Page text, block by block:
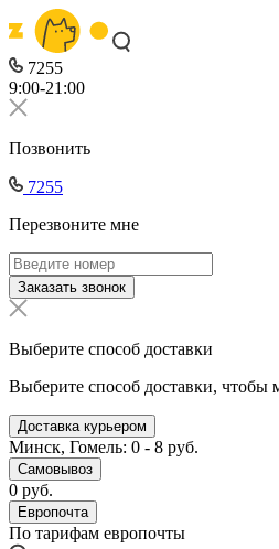
7255
9:00-21:00
Позвонить
7255
Перезвоните мне
Заказать звонок
Выберите способ доставки
Выберите способ доставки, чтобы
Доставка курьером
Минск, Гомель: 0 - 8 руб.
Самовывоз
0 руб.
Европочта
По тарифам европочты